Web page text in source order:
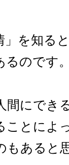
」を知る
るのです
間にでき
ことによ
もあると